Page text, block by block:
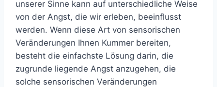
unserer Sinne kann auf unterschiedliche Weise
von der Angst, die wir erleben, beeinflusst
werden. Wenn diese Art von sensorischen
Veränderungen Ihnen Kummer bereiten,
besteht die einfachste Lösung darin, die
zugrunde liegende Angst anzugehen, die
solche sensorischen Veränderungen